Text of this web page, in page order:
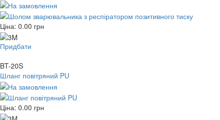
Ціна: 0.00 грн
Придбати
BT-20S
Шланг повітряний PU
Ціна: 0.00 грн